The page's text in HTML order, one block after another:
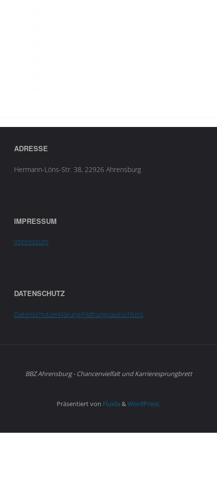
ADRESSE
Hermann-Löns-Str. 38, 22926 Ahrensburg
IMPRESSUM
Impressum
DATENSCHUTZ
Datenschutzerklärung/Haftungsausschluss
BBZ Ahrensburg - Chancenvielfalt und Karrieresprungbrett
Präsentiert von Fluida &WordPress.